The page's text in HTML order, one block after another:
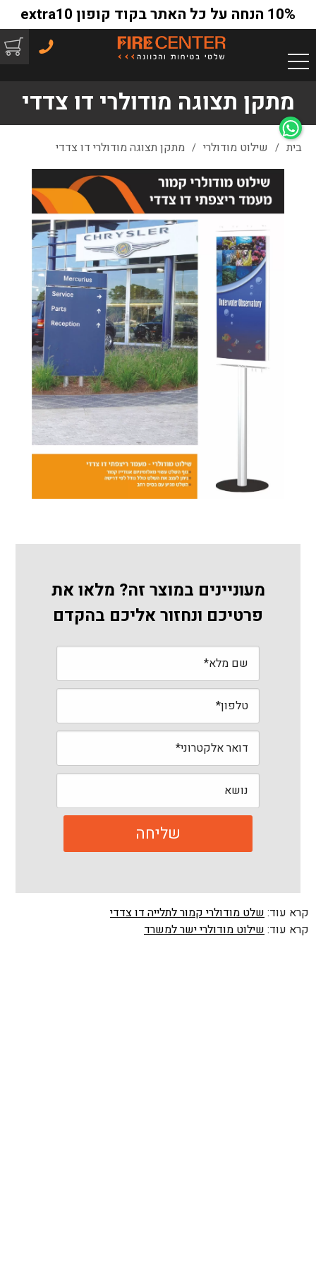
10% הנחה על כל האתר בקוד קופון extra10
מתקן תצוגה מודולרי דו צדדי
בית / שילוט מודולרי / מתקן תצוגה מודולרי דו צדדי
מעוניינים במוצר זה? מלאו את
פרטיכם ונחזור אליכם בהקדם
קרא עוד:שלט מודולרי קמור לתלייה דו צדדי
קרא עוד:שילוט מודולרי ישר למשרד